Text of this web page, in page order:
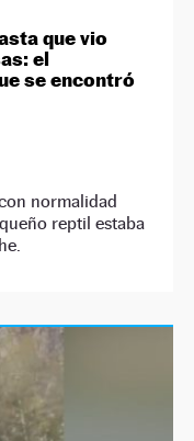
que vio
el
se encontró
normalidad
reptil estaba